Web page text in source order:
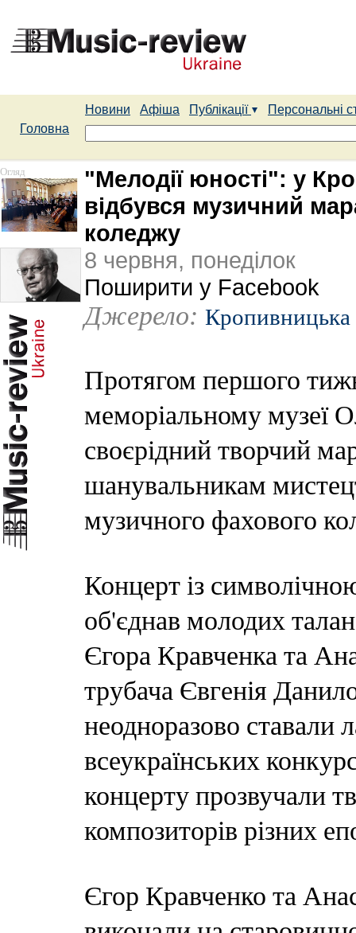
Новини Афіша Публікації
Персональні
Головна
Огляд
"Мелодії юності": у
відбувся музичний
коледжу
8 червня, понеділок
Поширити у Facebook
Джерело: Кропивницька
Протягом першого
меморіальному музеї
своєрідний творчий
шанувальникам
музичного фахового
Концерт із
об'єднав молодих
Єгора Кравченка та
трубача Євгенія
неодноразово ставали
всеукраїнських
концерту прозвучали
композиторів різних
Єгор Кравченко та